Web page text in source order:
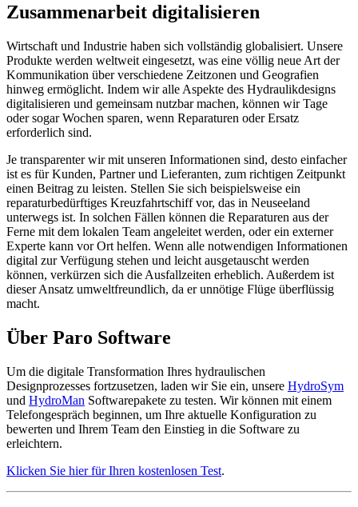
Zusammenarbeit digitalisieren
Wirtschaft und Industrie haben sich vollständig globalisiert. Unsere
Produkte werden weltweit eingesetzt, was eine völlig neue Art der
Kommunikation über verschiedene Zeitzonen und Geografien
hinweg ermöglicht. Indem wir alle Aspekte des Hydraulikdesigns
digitalisieren und gemeinsam nutzbar machen, können wir Tage
oder sogar Wochen sparen, wenn Reparaturen oder Ersatz
erforderlich sind.
Je transparenter wir mit unseren Informationen sind, desto einfacher
ist es für Kunden, Partner und Lieferanten, zum richtigen Zeitpunkt
einen Beitrag zu leisten. Stellen Sie sich beispielsweise ein
reparaturbedürftiges Kreuzfahrtschiff vor, das in Neuseeland
unterwegs ist. In solchen Fällen können die Reparaturen aus der
Ferne mit dem lokalen Team angeleitet werden, oder ein externer
Experte kann vor Ort helfen. Wenn alle notwendigen Informationen
digital zur Verfügung stehen und leicht ausgetauscht werden
können, verkürzen sich die Ausfallzeiten erheblich. Außerdem ist
dieser Ansatz umweltfreundlich, da er unnötige Flüge überflüssig
macht.
Über Paro Software
Um die digitale Transformation Ihres hydraulischen
Designprozesses fortzusetzen, laden wir Sie ein, unsere HydroSym
und HydroMan Softwarepakete zu testen. Wir können mit einem
Telefongespräch beginnen, um Ihre aktuelle Konfiguration zu
bewerten und Ihrem Team den Einstieg in die Software zu
erleichtern.
Klicken Sie hier für Ihren kostenlosen Test.